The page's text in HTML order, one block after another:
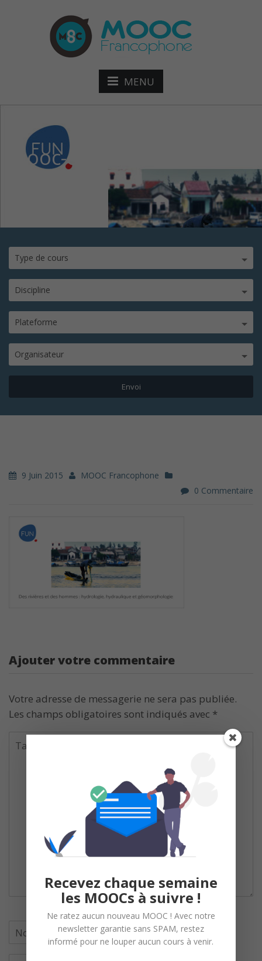
MENU
mooc-des-rivières-et-des-
Type de cours
Discipline
Plateforme
Organisateur
9 Juin 2015
MOOC Francophone
0 Commentaire
Ajouter votre commentaire
Votre adresse de messagerie ne sera pas publiée.
Les champs obligatoires sont indiqués avec *
Recevez chaque semaine
les MOOCs à suivre !
Ne ratez aucun nouveau MOOC ! Avec notre
newsletter garantie sans SPAM, restez
informé pour ne louper aucun cours à venir.